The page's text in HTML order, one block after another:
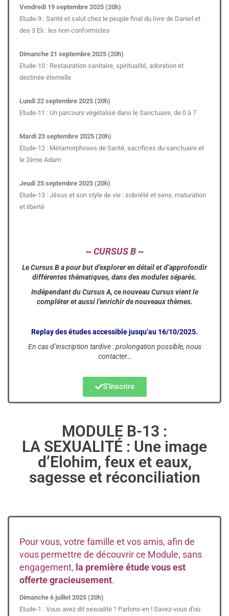
Vendredi 19 septembre 2025 (20h)
Etude-9 : Santé et salut chez le peuple final du livre de Daniel et
des 3 Eli : les non-conformistes
Dimanche 21 septembre 2025 (20h)
Etude-10 : Restauration sanitaire, spiritualité, adoration et
destinée éternelle
Lundi 22 septembre 2025 (20h)
Etude-11 : Un parcours végétalisé dans le Sanctuaire, de 0 à 7
Mardi 23 septembre 2025 (20h)
Etude-12 : Métamorphoses de Santé, sacrifices du sanctuaire et
le 2ème Adam
Jeudi 25 septembre 2025 (20h)
Etude-13 : Jésus et son style de vie : sobriété et sens, maturation
et liberté
~ CURSUS B ~
Le Cursus B a pour but d’explorer en détail et d’approfondir
différentes thématiques, dans des modules séparés.
Indépendant du Cursus A, ce nouveau Cursus vient le
compléter et aussi l’enrichir de nouveaux thèmes.
Replay des études accessible jusqu’au 16/10/2025.
En cas d’inscription tardive : prolongation possible, nous
contacter…
S'Inscrire
MODULE B-13 :
LA SEXUALITÉ : Une image
d’Elohim, feux et eaux,
sagesse et réconciliation
Pour vous, votre famille et vos amis, afin de
vous permettre de découvrir ce Module, sans
engagement, la première étude vous est
offerte gracieusement.
Dimanche 6 juillet 2025 (20h)
Etude-1 : Vous avez dit sexualité ? Parlons-en ! Savez-vous d’où